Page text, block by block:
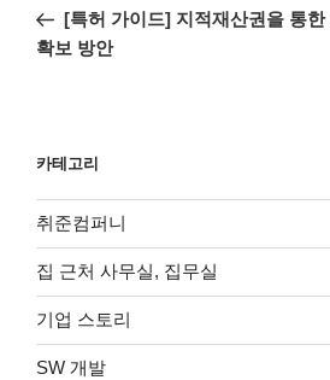
색
전
글
[특허 가이드] 지적재산권을 통
확보 방안
카테고리
취준컴퍼니
집 근처 사무실, 집무실
기업 스토리
SW 개발